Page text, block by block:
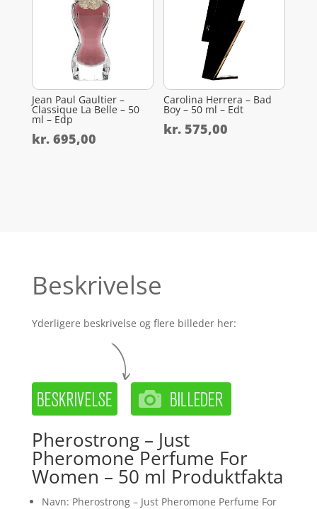
Jean Paul Gaultier –
Classique La Belle – 50
ml – Edp
kr.695,00
Carolina Herrera – Bad
Boy – 50 ml – Edt
kr. 575,00
Beskrivelse
Yderligere beskrivelse og flere billeder her:
Pherostrong – Just
Pheromone Perfume For
Women – 50 ml Produktfakta
Navn: Pherostrong – Just Pheromone Perfume For